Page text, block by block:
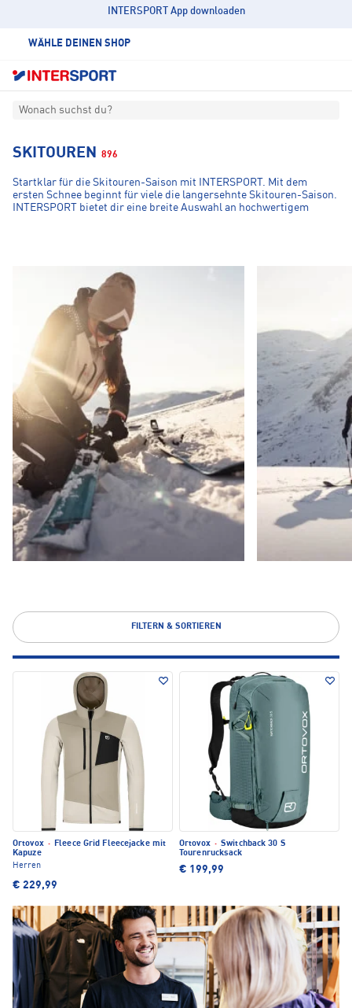
INTERSPORT App downloaden
WÄHLE DEINEN SHOP
Wonach suchst du?
SKITOUREN 896
Startklar für die Skitouren-Saison mit INTERSPORT. Mit dem
ersten Schnee beginnt für viele die langersehnte Skitouren-Saison.
INTERSPORT bietet dir eine breite Auswahl an hochwertigem
hilft dir, die Bergwelt optimal ausgestattet zu erkunden.
FILTERN & SORTIEREN
Ortovox ·
Fleece Grid Fleecejacke mit
Kapuze
Herren
€ 229,99
Ortovox · Switchback 30 S
Tourenrucksack
€ 199,99